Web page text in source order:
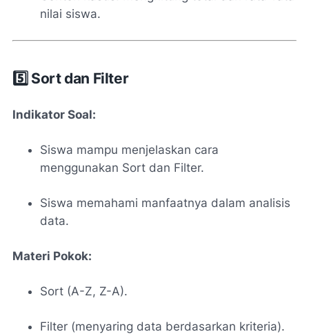
nilai siswa.
5️⃣ Sort dan Filter
Indikator Soal:
Siswa mampu menjelaskan cara
menggunakan Sort dan Filter.
Siswa memahami manfaatnya dalam analisis
data.
Materi Pokok:
Sort (A-Z, Z-A).
Filter (menyaring data berdasarkan kriteria).